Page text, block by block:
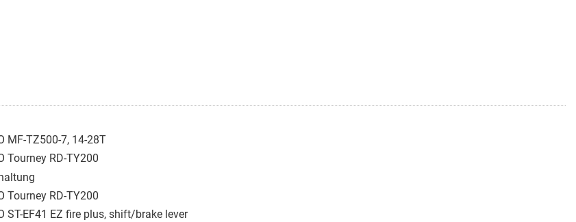
MF-TZ500-7, 14-28T
Tourney RD-TY200
Tourney RD-TY200
ST-EF41 EZ fire plus, shift/brake lever